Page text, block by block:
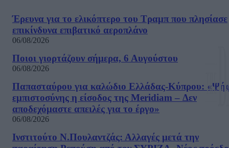
Έρευνα για το ελικόπτερο του Τραμπ που πλησίασε
επικίνδυνα επιβατικό αεροπλάνο
06/08/2026
Ποιοι γιορτάζουν σήμερα, 6 Αυγούστου
06/08/2026
Παπασταύρου για καλώδιο Ελλάδας-Κύπρου:
εμπιστοσύνης η είσοδος της Meridiam – Δεν
αποδεχόμαστε απειλές για το έργο»
06/08/2026
Ινστιτούτο Ν.Πουλαντζάς: Αλλαγές μετά την